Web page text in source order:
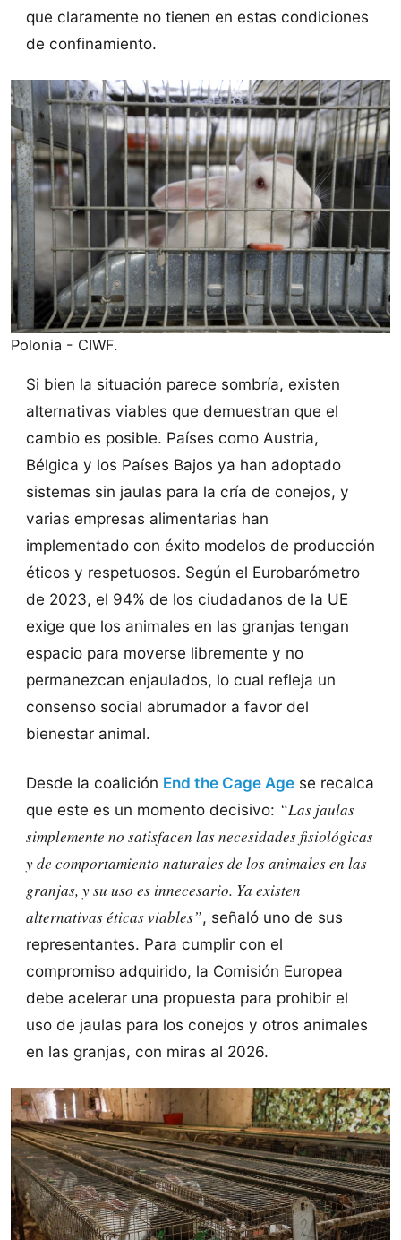
que claramente no tienen en estas condiciones
de confinamiento.
Polonia - CIWF.
Si bien la situación parece sombría, existen
alternativas viables que demuestran que el
cambio es posible. Países como Austria,
Bélgica y los Países Bajos ya han adoptado
sistemas sin jaulas para la cría de conejos, y
varias empresas alimentarias han
implementado con éxito modelos de producción
éticos y respetuosos. Según el Eurobarómetro
de 2023, el 94% de los ciudadanos de la UE
exige que los animales en las granjas tengan
espacio para moverse libremente y no
permanezcan enjaulados, lo cual refleja un
consenso social abrumador a favor del
bienestar animal.
Desde la coalición End the Cage Agese recalca
que este es un momento decisivo: “Las jaulas
simplemente no satisfacen las necesidades fisiológicas
y de comportamiento naturales de los animales en las
granjas, y su uso es innecesario. Ya existen
alternativas éticas viables”, señaló uno de sus
representantes. Para cumplir con el
compromiso adquirido, la Comisión Europea
debe acelerar una propuesta para prohibir el
uso de jaulas para los conejos y otros animales
en las granjas, con miras al 2026.